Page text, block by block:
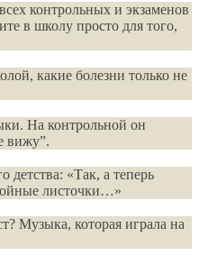
контрольных и экзаменов
в школу просто для того,
какие болезни только не
На контрольной он
вижу”.
детства: «Так, а теперь
листочки…»
Музыка, которая играла на